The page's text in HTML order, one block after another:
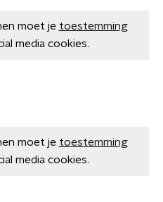
moet je toestemming
media cookies.
moet je toestemming
media cookies.